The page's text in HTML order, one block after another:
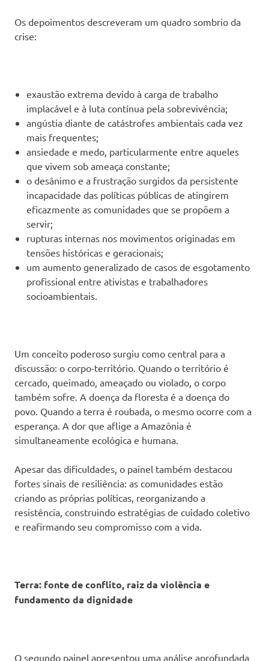
Os depoimentos descreveram um quadro sombrio da
crise:
exaustão extrema devido à carga de trabalho
implacável e à luta contínua pela sobrevivência;
angústia diante de catástrofes ambientais cada vez
mais frequentes;
ansiedade e medo, particularmente entre aqueles
que vivem sob ameaça constante;
o desânimo e a frustração surgidos da persistente
incapacidade das políticas públicas de atingirem
eficazmente as comunidades que se propõem a
servir;
rupturas internas nos movimentos originadas em
tensões históricas e geracionais;
um aumento generalizado de casos de esgotamento
profissional entre ativistas e trabalhadores
socioambientais.
Um conceito poderoso surgiu como central para a
discussão: o corpo-território. Quando o território é
cercado, queimado, ameaçado ou violado, o corpo
também sofre. A doença da floresta é a doença do
povo. Quando a terra é roubada, o mesmo ocorre com a
esperança. A dor que aflige a Amazônia é
simultaneamente ecológica e humana.
Apesar das dificuldades, o painel também destacou
fortes sinais de resiliência: as comunidades estão
criando as próprias políticas, reorganizando a
resistência, construindo estratégias de cuidado coletivo
e reafirmando seu compromisso com a vida.
Terra: fonte de conflito, raiz da violência e
fundamento da dignidade
O segundo painel apresentou uma análise aprofundada